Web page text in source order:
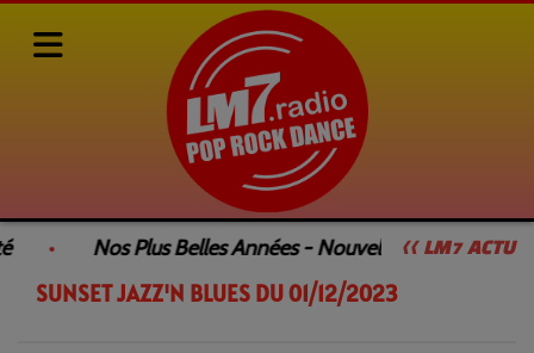
<< LM7 ACTU
Nos Plus Belles Années - Nouvelle Émission
Rediffusions de nos émissions SUNSET JAZZ'N BLUES
SUNSET JAZZ'N BLUES DU 01/12/2023